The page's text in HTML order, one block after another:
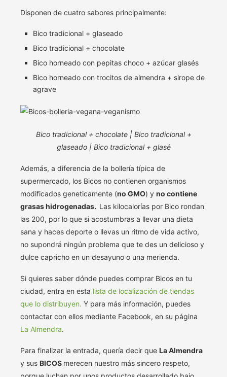
Disponen de cuatro sabores principalmente:
Bico tradicional + glaseado
Bico tradicional + chocolate
Bico horneado con pepitas choco + azúcar glasés
Bico horneado con trocitos de almendra + sirope de
agrave
Bico tradicional + chocolate | Bico tradicional +
glaseado | Bico tradicional + glasé
Además, a diferencia de la bollería típica de
supermercado, los Bicos no contienen organismos
modificados geneticamente (no GMO) y no contiene
grasas hidrogenadas. Las kilocalorías por Bico rondan
las 200, por lo que si acostumbras a llevar una dieta
sana y haces deporte o llevas un ritmo de vida activo,
no supondrá ningún problema que te des un delicioso y
dulce capricho en un desayuno o una merienda.
Si quieres saber dónde puedes comprar Bicos en tu
ciudad, entra en esta lista de localización de tiendas
que lo distribuyen. Y para más información, puedes
contactar con ellos mediante Facebook, en su página
La Almendra.
Para finalizar la entrada, quería decir que La Almendra
y sus BICOS merecen nuestro más sincero respeto,